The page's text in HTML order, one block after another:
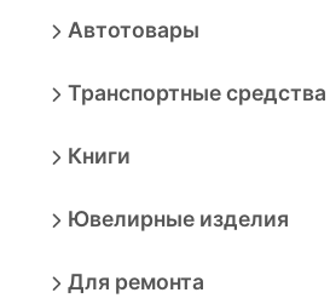
Автотовары
Транспортные средства
Книги
Ювелирные изделия
Для ремонта